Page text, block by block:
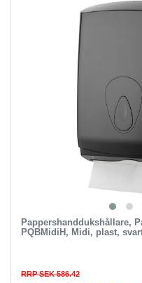
Pappershanddukshållare,
PQBMidiH, Midi, plast,
RRP SEK 586.42